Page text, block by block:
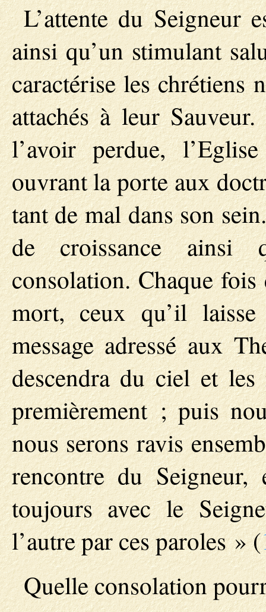
L’attente du Seigneur
ainsi qu’un stimulant
caractérise les chrétiens
attachés à leur
l’avoir perdue,
ouvrant la porte aux
tant de mal dans son
de croissance ainsi
consolation. Chaque
mort, ceux qu’il
message adressé aux
descendra du ciel et
premièrement ; puis
nous serons ravis
rencontre du
toujours avec le
l’autre par ces paroles » (
Quelle consolation